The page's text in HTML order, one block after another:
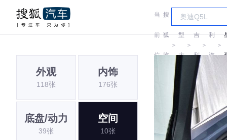
当
前
位
搜
狐
汽
＞
车
型
大
＞
吉
利
＞
利
汽
＞
外观
118张
内饰
176张
底盘/动力
39张
空间
10张